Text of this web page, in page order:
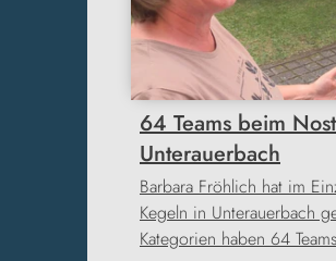
64 Teams beim
Unterauerbach
Barbara Fröhlich hat im
Kegeln in Unterauerbach
Kategorien haben 64